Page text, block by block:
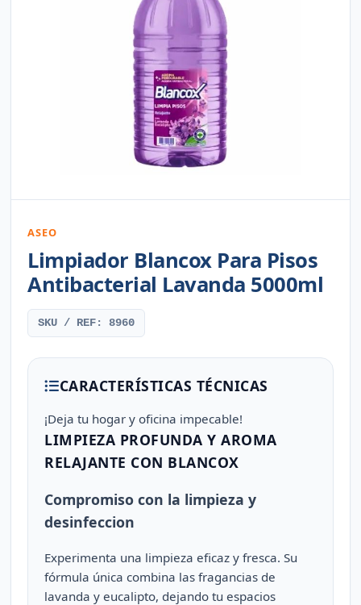
ASEO
Limpiador Blancox Para Pisos
Antibacterial Lavanda 5000ml
SKU / REF: 8960
CARACTERÍSTICAS TÉCNICAS
¡Deja tu hogar y oficina impecable!
LIMPIEZA PROFUNDA Y AROMA
RELAJANTE CON BLANCOX
Compromiso con la limpieza y
desinfeccion
Experimenta una limpieza eficaz y fresca. Su
fórmula única combina las fragancias de
lavanda y eucalipto, dejando tu espacios